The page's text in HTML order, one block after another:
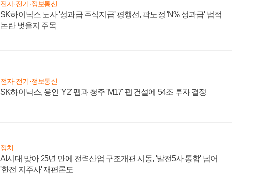
전자·전기·정보통신
SK하이닉스 노사 '성과급 주식지급' 평행선, 곽노정 'N% 성과급' 법적
논란 벗을지 주목
전자·전기·정보통신
SK하이닉스, 용인 'Y2' 팹과 청주 'M17' 팹 건설에 54조 투자 결정
정치
AI시대 맞아 25년 만에 전력산업 구조개편 시동, '발전5사 통합' 넘어
'한전 지주사' 재편론도